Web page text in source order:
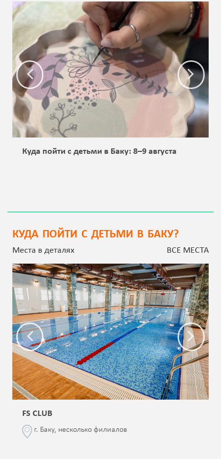
Куда пойти с детьми в Баку: 8–9 августа
КУДА ПОЙТИ С ДЕТЬМИ В БАКУ?
Места в деталях ВСЕ МЕСТА
FS CLUB
г. Баку, несколько филиалов